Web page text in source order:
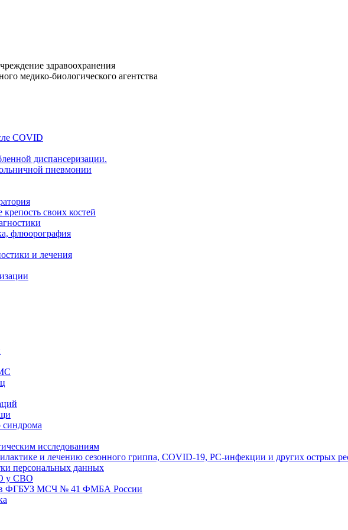
здравоохранения
медико-биологического агентства
COVID
диспансеризации.
пневмонии
своих костей
флюорография
и лечения
синдрома
исследованиям
и лечению сезонного гриппа, COVID-19, РС-инфекции и других острых
персональных данных
у СВО
в ФГБУЗ МСЧ № 41 ФМБА России